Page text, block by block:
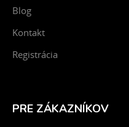
Blog
Kontakt
Registrácia
PRE ZÁKAZNÍKOV